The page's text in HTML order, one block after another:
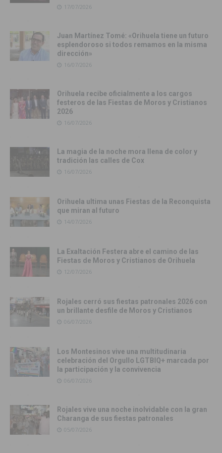
17/07/2026
Juan Martínez Tomé: «Orihuela tiene un futuro
esplendoroso si todos remamos en la misma
dirección»
16/07/2026
Orihuela recibe oficialmente a los cargos
festeros de las Fiestas de Moros y Cristianos
2026
16/07/2026
La magia de la noche mora llena de color y
tradición las calles de Cox
16/07/2026
Orihuela ultima unas Fiestas de la Reconquista
que miran al futuro
14/07/2026
La Exaltación Festera abre el camino de las
Fiestas de Moros y Cristianos de Orihuela
12/07/2026
Rojales cerró sus fiestas patronales 2026 con
un brillante desfile de Moros y Cristianos
06/07/2026
Los Montesinos vive una multitudinaria
celebración del Orgullo LGTBIQ+ marcada por
la participación y la convivencia
06/07/2026
Rojales vive una noche inolvidable con la gran
Charanga de sus fiestas patronales
05/07/2026